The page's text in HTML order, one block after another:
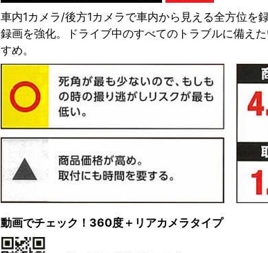
車内1カメラ/後方1カメラで車内から見える全方位を
録画を強化。ドライブ中のすべてのトラブルに備え
すめ。
動画でチェック！360度＋リアカメラタイプ